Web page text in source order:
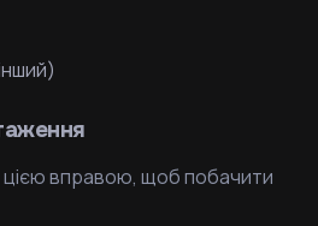
цією вправою, щоб побачити